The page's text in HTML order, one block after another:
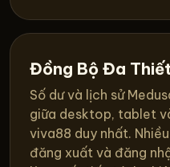
Đồng Bộ Đa
Số dư và lịch sử
giữa desktop, tablet
viva88 duy nhất.
đăng xuất và đăng